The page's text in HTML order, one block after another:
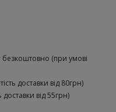
безкоштовно (при умові
доставки від 80грн)
доставки від 55грн)